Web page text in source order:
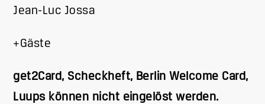
Jean-Luc Jossa
+Gäste
get2Card, Scheckheft, Berlin Welcome Card,
Luups können nicht eingelöst werden.